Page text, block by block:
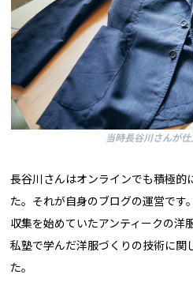
当時長谷川さんが
長谷川さんはオンラインでも積極的
た。それが自身のブログの運営です
収集を始めていたアンティークの洋
私塾で学んだ洋服づくりの技術に関
た。